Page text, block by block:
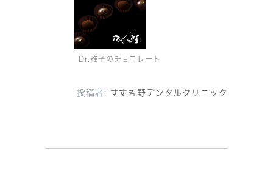
Dr.雅子のチョコレート
投稿者: すすき野デンタルクリニック